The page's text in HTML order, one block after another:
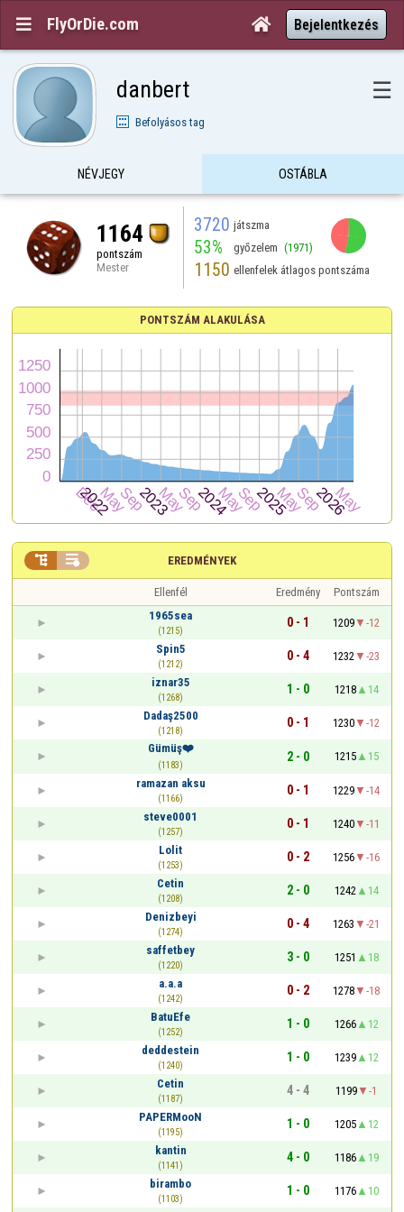
 FlyOrDie.com  Bejelentkezés
danbert ☰
Befolyásos tag
NÉVJEGY OSTÁBLA
1164
pontszám
Mester
3720 játszma
53% győzelem (1971)
1150 ellenfelek átlagos pontszáma
PONTSZÁM ALAKULÁSA
EREDMÉNYEK
 
Ellenfél Eredmény
Pontszám
1965sea
(1215)
0 - 1 1209
-12
Spin5
(1212)
0 - 4 1232
-23
iznar35
(1268)
1 - 0 1218
14
Dadaş2500
(1218)
0 - 1 1230
-12
Gümüş❤️
(1183)
2 - 0 1215
15
ramazan aksu
(1166)
0 - 1 1229
-14
steve0001
(1257)
0 - 1 1240
-11
Lolit
(1253)
0 - 2 1256
-16
Cetin
(1208)
2 - 0 1242
14
Denizbeyi
(1274)
0 - 4 1263
-21
saffetbey
(1220)
3 - 0 1251
18
a.a.a
(1242)
0 - 2 1278
-18
BatuEfe
(1252)
1 - 0 1266
12
deddestein
(1240)
1 - 0 1239
12
Cetin
(1187)
4 - 4 1199
-1
PAPERMooN
(1195)
1 - 0 1205
12
kantin
(1141)
4 - 0 1186
19
birambo
(1103)
1 - 0 1176
10